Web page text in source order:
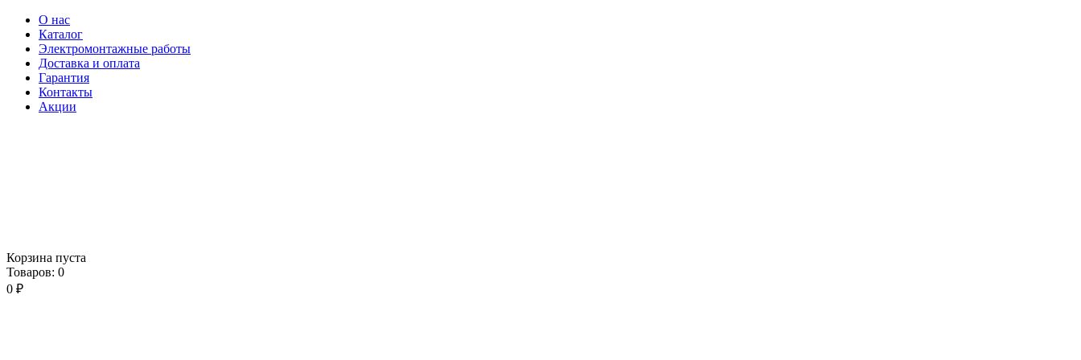
О нас
Каталог
Электромонтажные работы
Доставка и оплата
Гарантия
Контакты
Акции
Корзина пуста
Товаров: 0
0 ₽